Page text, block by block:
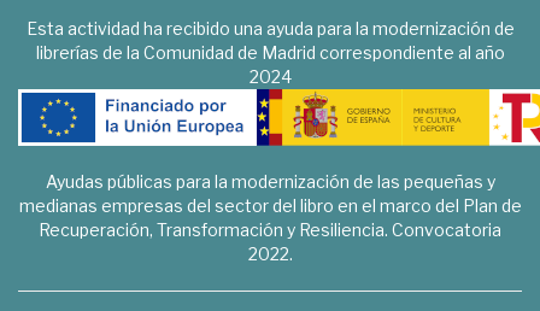
Esta actividad ha recibido una ayuda para la modernización de
librerías de la Comunidad de Madrid correspondiente al año
2024
Ayudas públicas para la modernización de las pequeñas y
medianas empresas del sector del libro en el marco del Plan de
Recuperación, Transformación y Resiliencia. Convocatoria
2022.